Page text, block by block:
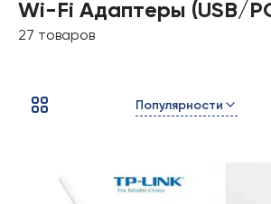
Wi-Fi Адаптеры (USB/
27 товаров
Популярности